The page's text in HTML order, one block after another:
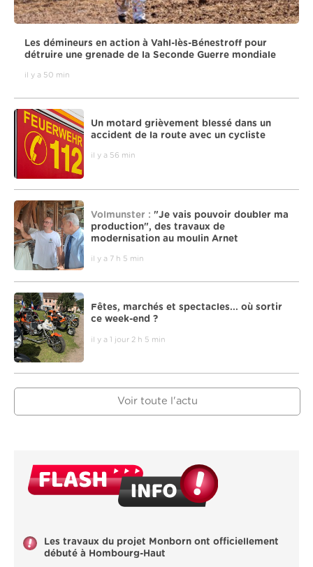
Les démineurs en action à Vahl-lès-Bénestroff pour
détruire une grenade de la Seconde Guerre mondiale
il y a 50 min
Un motard grièvement blessé dans un
accident de la route avec un cycliste
il y a 56 min
Volmunster : "Je vais pouvoir doubler ma
production", des travaux de
modernisation au moulin Arnet
il y a 7 h 5 min
Fêtes, marchés et spectacles... où sortir
ce week-end ?
il y a 1 jour 2 h 5 min
Voir toute l'actu
Les travaux du projet Monborn ont officiellement
débuté à Hombourg-Haut